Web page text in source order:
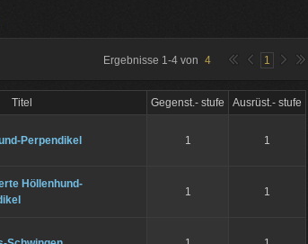
Ergebnisse 1-4 von 4 1
Titel Gegenst.- stufe Ausrüst.- stufe
Perpendikel 1 1
Höllenhund-
1 1